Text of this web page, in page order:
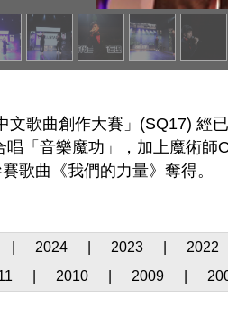
文歌曲創作大賽」(SQ17)
唱「音樂魔功」，加上魔術
歌曲《我們的力量》奪得。
2024 2023
2022
2010 2009